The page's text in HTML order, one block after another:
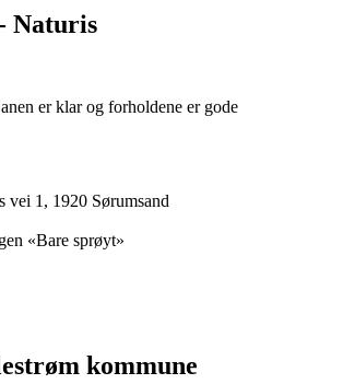
Naturis
er klar og forholdene er gode
vei 1, 1920 Sørumsand
«Bare sprøyt»
kommune